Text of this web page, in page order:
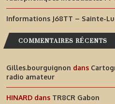
AIDEZ À OFFRIR AUX ENFANTS
RADIOPHONIQUES...
Informations J68TT – Sainte-
COMMENTAIRES RÉCENTS
Gilles.bourguignon dans
radio amateur
HINARD dans TR8CR Gabon